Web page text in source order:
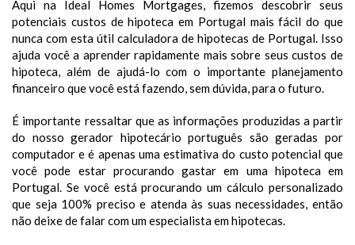
Aqui na Ideal Homes Mortgages, fizemos descobrir seus
potenciais custos de hipoteca em Portugal mais fácil do que
nunca com esta útil calculadora de hipotecas de Portugal. Isso
ajuda você a aprender rapidamente mais sobre seus custos de
hipoteca, além de ajudá-lo com o importante planejamento
financeiro que você está fazendo, sem dúvida, para o futuro.
É importante ressaltar que as informações produzidas a partir
do nosso gerador hipotecário português são geradas por
computador e é apenas uma estimativa do custo potencial que
você pode estar procurando gastar em uma hipoteca em
Portugal. Se você está procurando um cálculo personalizado
que seja 100% preciso e atenda às suas necessidades, então
não deixe de falar com um especialista em hipotecas.